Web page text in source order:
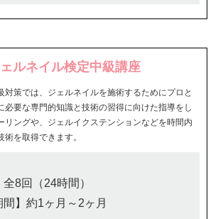
ルネイル検定中級講座
対策では、ジェルネイルを施術するためにプロと
必要な専門的知識と技術の習得に向けた指導をし
リングや、ジェルイクステンションなどを時間内
を取得できます。
全8回（24時間）
間】約1ヶ月～2ヶ月